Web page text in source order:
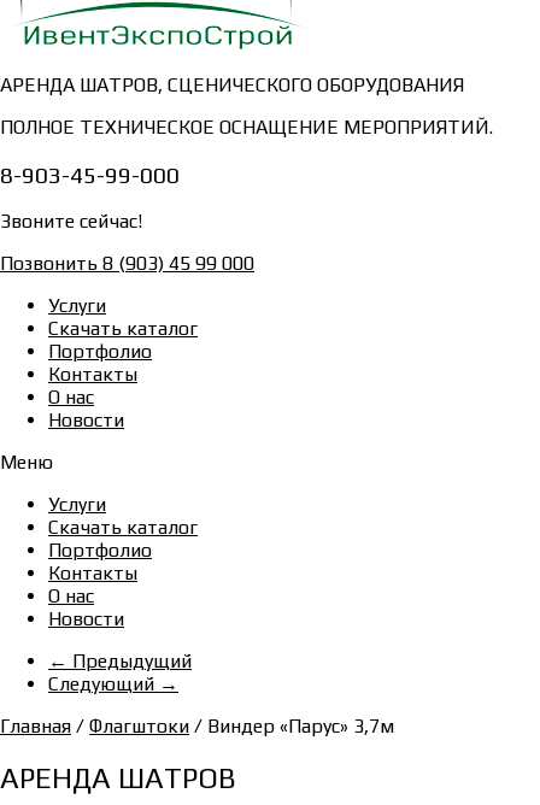
АРЕНДА ШАТРОВ, СЦЕНИЧЕСКОГО ОБОРУДОВАНИЯ
ПОЛНОЕ ТЕХНИЧЕСКОЕ ОСНАЩЕНИЕ МЕРОПРИЯТИЙ.
8-903-45-99-000
Звоните сейчас!
Позвонить 8 (903) 45 99 000
Услуги
Скачать каталог
Портфолио
Контакты
О нас
Новости
Меню
Услуги
Скачать каталог
Портфолио
Контакты
О нас
Новости
← Предыдущий
Следующий →
Главная / Флагштоки / Виндер «Парус» 3,7м
АРЕНДА ШАТРОВ